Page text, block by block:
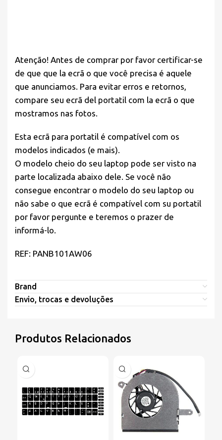
Atenção! Antes de comprar por favor certificar-se
de que que la ecrã o que você precisa é aquele
que anunciamos. Para evitar erros e retornos,
compare seu ecrã del portatil com la ecrã o que
mostramos nas fotos.
Esta ecrã para portatil é compatível com os
modelos indicados (e mais).
O modelo cheio do seu laptop pode ser visto na
parte localizada abaixo dele. Se você não
consegue encontrar o modelo do seu laptop ou
não sabe o que ecrã é compatível com su portatil
por favor pergunte e teremos o prazer de
informá-lo.
REF: PANB101AW06
Brand
Envio, trocas e devoluções
Produtos Relacionados